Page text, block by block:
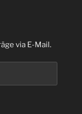
via E-Mail.